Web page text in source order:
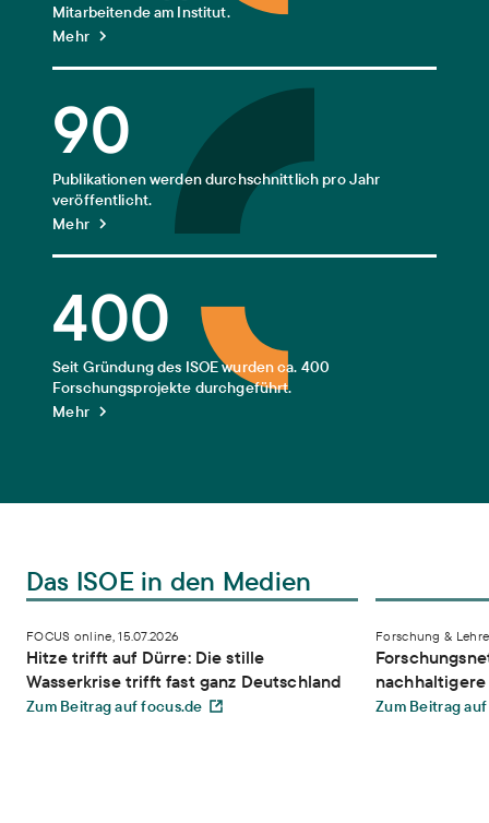
Mitarbeitende am Institut.
Mehr
90
Publikationen werden durchschnittlich pro Jahr
veröffentlicht.
Mehr
400
Seit Gründung des ISOE wurden ca. 400
Forschungsprojekte durchgeführt.
Mehr
Das ISOE in den Medien
FOCUS online, 15.07.2026
Hitze trifft auf Dürre: Die stille
Wasserkrise trifft fast ganz Deutschland
Zum Beitrag auf focus.de
Forschung &
Zum Beitrag